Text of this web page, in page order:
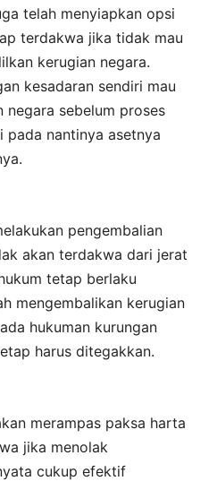
telah menyiapkan opsi
terdakwa jika tidak mau
kerugian negara.
kesadaran sendiri mau
negara sebelum proses
pada nantinya asetnya
pengembalian
akan terdakwa dari jerat
tetap berlaku
mengembalikan kerugian
hukuman kurungan
harus ditegakkan.
merampas paksa harta
jika menolak
cukup efektif